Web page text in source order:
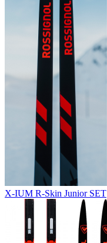
X-IUM R-Skin JuniorSET